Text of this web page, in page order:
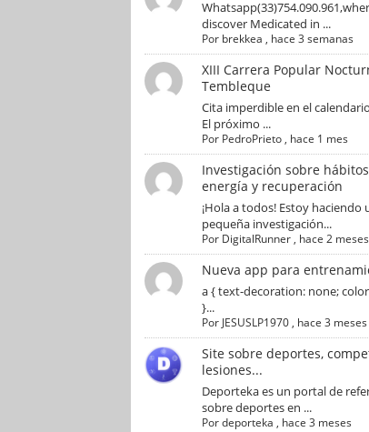
discover Medicated in ...
Por brekkea , hace 3 semanas
XIII Carrera Popular
Tembleque
Cita imperdible en el
El próximo ...
Por PedroPrieto , hace 1 mes
Investigación sobre
energía y recuperación
¡Hola a todos! Estoy haciendo
pequeña investigación...
Por DigitalRunner , hace 2 meses
Nueva app para
a { text-decoration: none;
}...
Por JESUSLP1970 , hace 3 meses
Site sobre deportes,
lesiones...
Deporteka es un portal de
sobre deportes en ...
Pordeporteka , hace 3 meses